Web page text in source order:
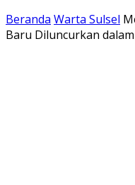
Beranda Warta Sulsel
Baru Diluncurkan